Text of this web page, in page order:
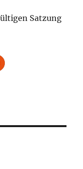
Satzung